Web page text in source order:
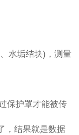
水垢结块)，测量
保护罩才能被传
，结果就是数据